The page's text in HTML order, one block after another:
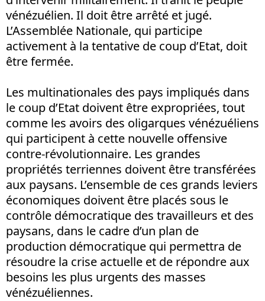
vénézuélien. Il doit être arrêté et jugé.
L’Assemblée Nationale, qui participe
activement à la tentative de coup d’Etat, doit
être fermée.
Les multinationales des pays impliqués dans
le coup d’Etat doivent être expropriées, tout
comme les avoirs des oligarques vénézuéliens
qui participent à cette nouvelle offensive
contre-révolutionnaire. Les grandes
propriétés terriennes doivent être transférées
aux paysans. L’ensemble de ces grands leviers
économiques doivent être placés sous le
contrôle démocratique des travailleurs et des
paysans, dans le cadre d’un plan de
production démocratique qui permettra de
résoudre la crise actuelle et de répondre aux
besoins les plus urgents des masses
vénézuéliennes.